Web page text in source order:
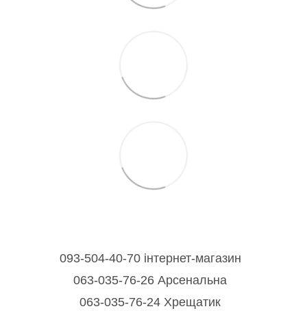
093-504-40-70 інтернет-магазин
063-035-76-26 Арсенальна
063-035-76-24 Хрещатик